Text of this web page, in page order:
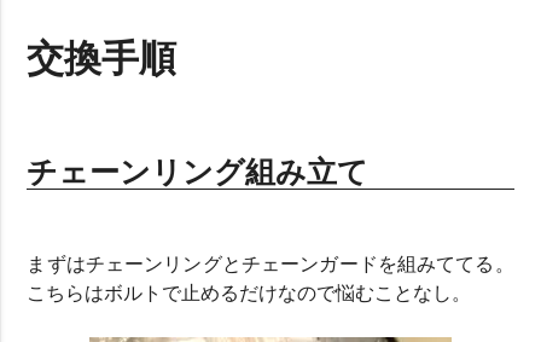
交換手順
チェーンリング組み立て
まずはチェーンリングとチェーンガードを組みててる。
こちらはボルトで止めるだけなので悩むことなし。